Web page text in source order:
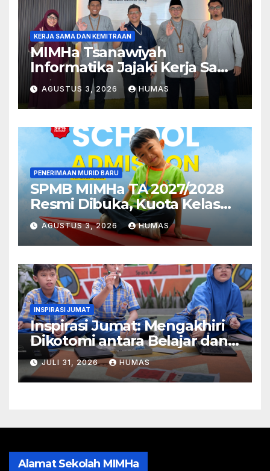
KERJA SAMA DAN KEMITRAAN
MIMHa Tsanawiyah
Informatika Jajaki Kerja Sama
Pendidikan dan Teknologi
dengan Telkom University
AGUSTUS 3, 2026 HUMAS
PENERIMAAN MURID BARU
SPMB MIMHa TA 2027/2028
Resmi Dibuka, Kuota Kelas
Pertama MI Telah Terpenuhi
AGUSTUS 3, 2026 HUMAS
INSPIRASI JUMAT
Inspirasi Jumat: Mengakhiri
Dikotomi antara Belajar dan
Bermain
JULI 31, 2026 HUMAS
Alamat Sekolah MIMHa